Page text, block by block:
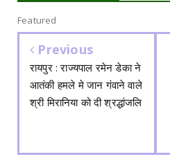
Featured
Previous
रायपुर : राज्यपाल रमेन डेका ने
आतंकी हमले मे जान गंवाने वाले
श्री मिरानिया को दी श्रद्धांजलि